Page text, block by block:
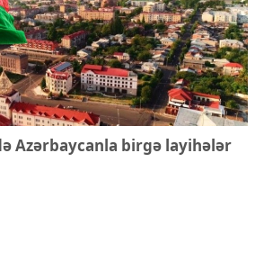
Azərbaycanla birgə layihələr